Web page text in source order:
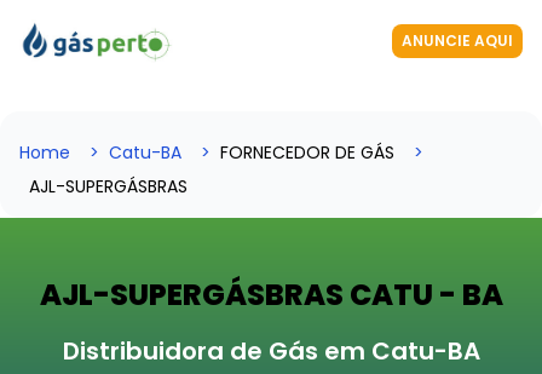
ANUNCIE AQUI
Home Catu-BA
FORNECEDOR DE GÁS
AJL-SUPERGÁSBRAS
AJL-SUPERGÁSBRAS CATU - BA
Distribuidora de Gás em Catu-BA